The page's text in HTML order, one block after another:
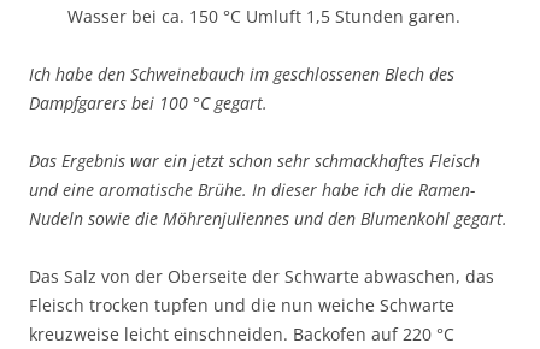
Wasser bei ca. 150 °C Umluft 1,5 Stunden garen.
Ich habe den Schweinebauch im geschlossenen Blech des
Dampfgarers bei 100 °C gegart.
Das Ergebnis war ein jetzt schon sehr schmackhaftes Fleisch
und eine aromatische Brühe. In dieser habe ich die Ramen-
Nudeln sowie die Möhrenjuliennes und den Blumenkohl gegart.
Das Salz von der Oberseite der Schwarte abwaschen, das
Fleisch trocken tupfen und die nun weiche Schwarte
kreuzweise leicht einschneiden. Backofen auf 220 °C